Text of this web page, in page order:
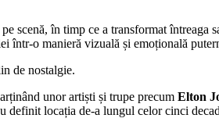
scenă, în timp ce a transformat întreaga
într-o manieră vizuală și emoțională
de nostalgie.
unor artiști și trupe precum Elton
definit locația de-a lungul celor cinci